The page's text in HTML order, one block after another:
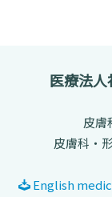
医療法
皮膚
皮膚科・
English